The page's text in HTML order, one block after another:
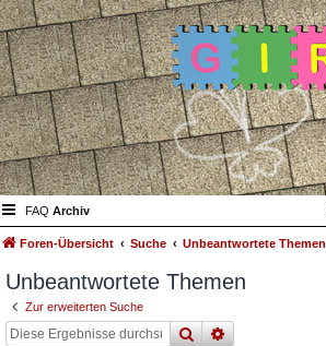
FAQ Archiv
Foren-Übersicht Suche Unbeantwortete Themen
Unbeantwortete Themen
Zur erweiterten Suche
sucheerweiterte